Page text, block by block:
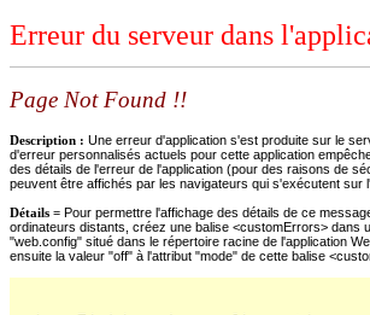
Erreur du serveur dans
Page Not Found !!
Description : Une erreur d'application s'est produite sur le
d'erreur personnalisés actuels pour cette application
des détails de l'erreur de l'application (pour des raisons de
peuvent être affichés par les navigateurs qui s'exécutent sur
Détails = Pour permettre l'affichage des détails de ce
ordinateurs distants, créez une balise <customErrors> dans
"web.config" situé dans le répertoire racine de l'application
ensuite la valeur "off" à l'attribut "mode" de cette balise